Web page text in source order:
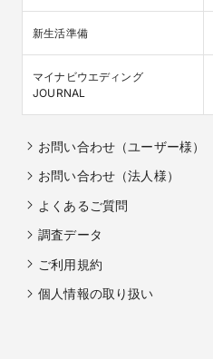
新生活準備
マイナビウエディング
JOURNAL
お問い合わせ（ユーザー様）
お問い合わせ（法人様）
よくあるご質問
調査データ
ご利用規約
個人情報の取り扱い